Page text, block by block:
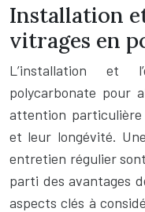
Installation
vitrages en
L’installation et
polycarbonate pour
attention
et leur longévité.
entretien régulier
parti des avantages
aspects clés à